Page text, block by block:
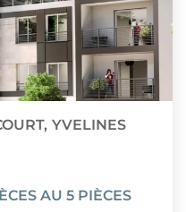
YVELINES
AU 5 PIÈCES